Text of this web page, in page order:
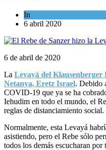
In
6 abril 2020
6 de abril de 2020
La Levayá del Klausenberger
Netanya, Eretz Israel. Debido
COVID-19 que ya se ha
Iehudim en todo el mundo, el
reglas de distanciamiento social.
Normalmente, esta Levayá
asistiendo, pero el Rebe sólo
todos los demás escucharan por